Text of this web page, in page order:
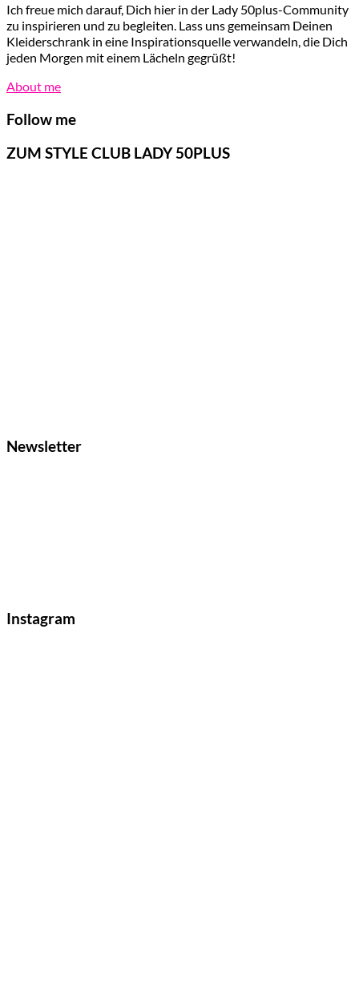
Ich freue mich darauf, Dich hier in der Lady 50plus-Community
zu inspirieren und zu begleiten. Lass uns gemeinsam Deinen
Kleiderschrank in eine Inspirationsquelle verwandeln, die Dich
jeden Morgen mit einem Lächeln gegrüßt!
About me
Follow me
ZUM STYLE CLUB LADY 50PLUS
Newsletter
Instagram